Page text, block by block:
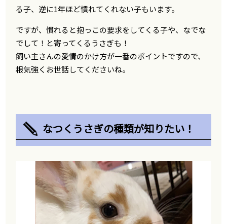
る子、逆に1年ほど慣れてくれない子もいます。
ですが、慣れると抱っこの要求をしてくる子や、なでな
でして！と寄ってくるうさぎも！
飼い主さんの愛情のかけ方が一番のポイントですので、
根気強くお世話してくださいね。
なつくうさぎの種類が知りたい！